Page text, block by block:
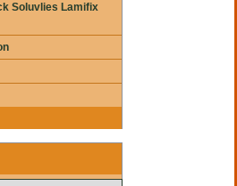
Soluvlies Lamifix